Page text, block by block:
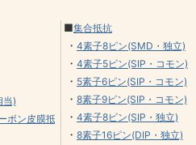
当)
ボン皮膜抵
■集合抵抗
・ 4素子8ピン(SMD・独立)
・ 4素子5ピン(SIP・コモン)
・ 5素子6ピン(SIP・コモン)
・ 8素子9ピン(SIP・コモン)
・ 4素子8ピン(SIP・独立)
・ 8素子16ピン(DIP・独立)